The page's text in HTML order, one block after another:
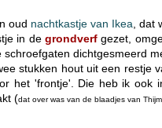
oud nachtkastje van Ikea , dat
in de grondverf gezet,
schroefgaten dichtgesmeerd
stukken hout uit een restje
het 'frontje'. Die heb ik ook
(dat over was van de blaadjes van